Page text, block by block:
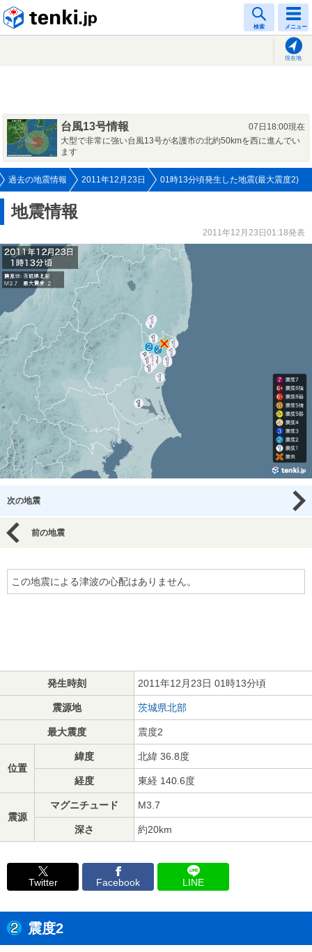
検索 メニュー
現在地
台風13号情報
07日18:00現在
大型で非常に強い台風13号が名護市の北約50kmを西に進んでい
ます
過去の地震情報 2011年12月23日 01時13分頃発生した地震(最大震度2)
地震情報
2011年12月23日01:18発表
次の地震
前の地震
この地震による津波の心配はありません。
発生時刻 2011年12月23日 01時13分頃
震源地 茨城県北部
最大震度 震度2
位置
緯度 北緯 36.8度
経度 東経 140.6度
震源
マグニチュード M3.7
深さ 約20km
Twitter Facebook LINE
震度2